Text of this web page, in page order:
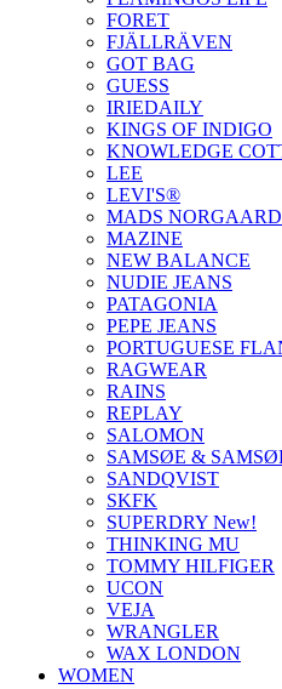
FORET
FJÄLLRÄVEN
GOT BAG
GUESS
IRIEDAILY
KINGS OF INDIGO
KNOWLEDGE
LEE
LEVI'S®
MADS NORGAARD
MAZINE
NEW BALANCE
NUDIE JEANS
PATAGONIA
PEPE JEANS
PORTUGUESE
RAGWEAR
RAINS
REPLAY
SALOMON
SAMSØE &
SANDQVIST
SKFK
SUPERDRY New!
THINKING MU
TOMMY HILFIGER
UCON
VEJA
WRANGLER
WAX LONDON
WOMEN